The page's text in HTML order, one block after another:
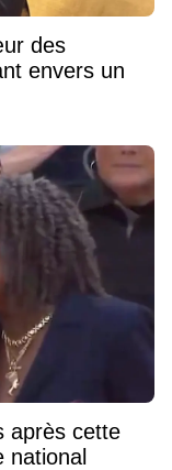
des
envers un
après cette
national